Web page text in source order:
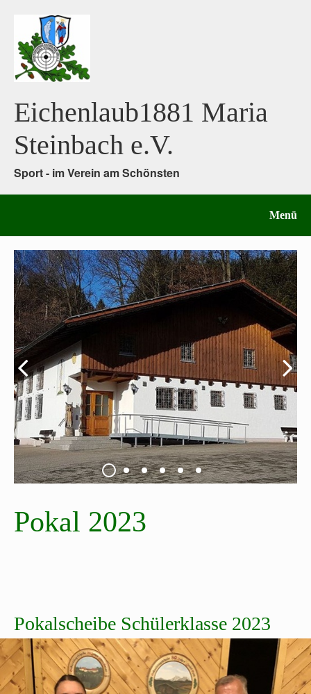
Eichenlaub1881 Maria
Steinbach e.V.
Sport - im Verein am Schönsten
Menü
Pokal 2023
Pokalscheibe Schülerklasse 2023